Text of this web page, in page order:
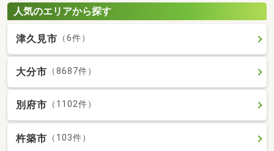
人気のエリアから探す
津久見市 （6件）
大分市 （8687件）
別府市 （1102件）
杵築市 （103件）